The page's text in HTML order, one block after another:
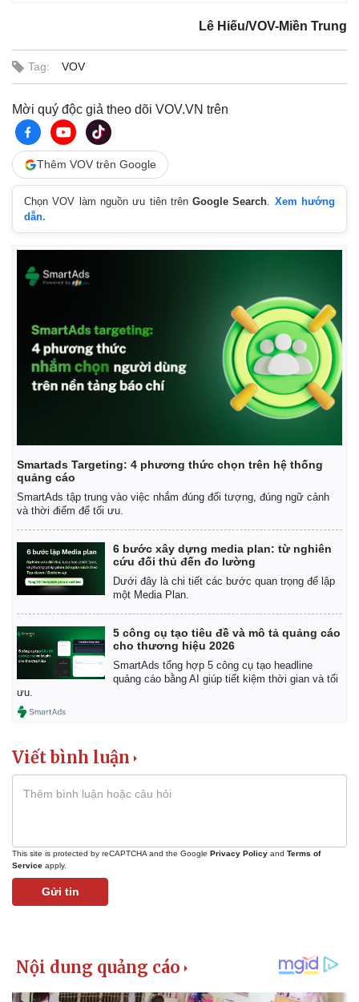
Kinh tế
Bất động sản
Khởi nghiệp
Tiêu dùng
Lê Hiếu/VOV-Miền Trung
Tag: VOV
Mời quý độc giả theo dõi VOV.VN trên
Thêm VOV trên Google
Chọn VOV làm nguồn ưu tiên trênGoogle Search. Xem hướng
dẫn.
Smartads Targeting: 4 phương thức chọn trên hệ thống
quảng cáo
SmartAds tập trung vào việc nhắm đúng đối tượng, đúng ngữ cảnh
và thời điểm để tối ưu.
6 bước xây dựng media plan: từ nghiên
cứu đối thủ đến đo lường
Dưới đây là chi tiết các bước quan trọng để lập
một Media Plan.
5 công cụ tạo tiêu đề và mô tả quảng cáo
cho thương hiệu 2026
SmartAds tổng hợp 5 công cụ tạo headline
quảng cáo bằng AI giúp tiết kiệm thời gian và tối
ưu.
Viết bình luận
This site is protected by reCAPTCHA and the Google Privacy Policy and Terms of
Service apply.
Gửi tin